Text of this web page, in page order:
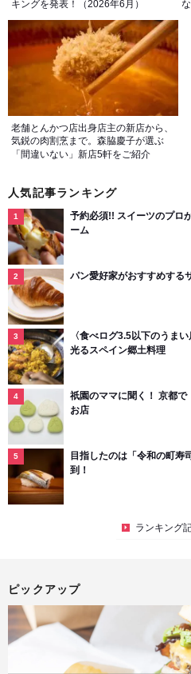
キングを発表！（2026年6月）
老舗とんかつ店出身店主の新店から、
気鋭の肉割烹まで。森脇慶子が選ぶ
「間違いない」新店5軒をご紹介
人気記事ランキング
予約必須!! スイーツのプロ
ーム
パン愛好家がおすすめする
〈食べログ3.5以下のうま
光るスペイン郷土料理
祇園のママに聞く！ 京都
お店
目指したのは「令和の町寿
到！
ランキング
ピックアップ